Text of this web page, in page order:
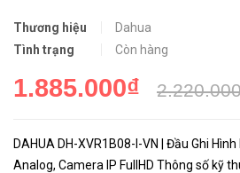
Thương hiệu
Dahua
Tình trạng
Còn hàng
1.885.000₫
DAHUA DH-XVR1B08-I-VN | Đầu Ghi
Analog, Camera IP FullHD Thông số kỹ